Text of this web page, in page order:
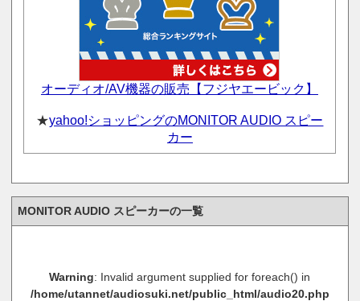
オーディオ/AV機器の販売【フジヤエービック】
★yahoo!ショッピングのMONITOR AUDIO スピー
カー
MONITOR AUDIO スピーカーの一覧
Warning: Invalid argument supplied for foreach() in
/home/utannet/audiosuki.net/public_html/audio20.php